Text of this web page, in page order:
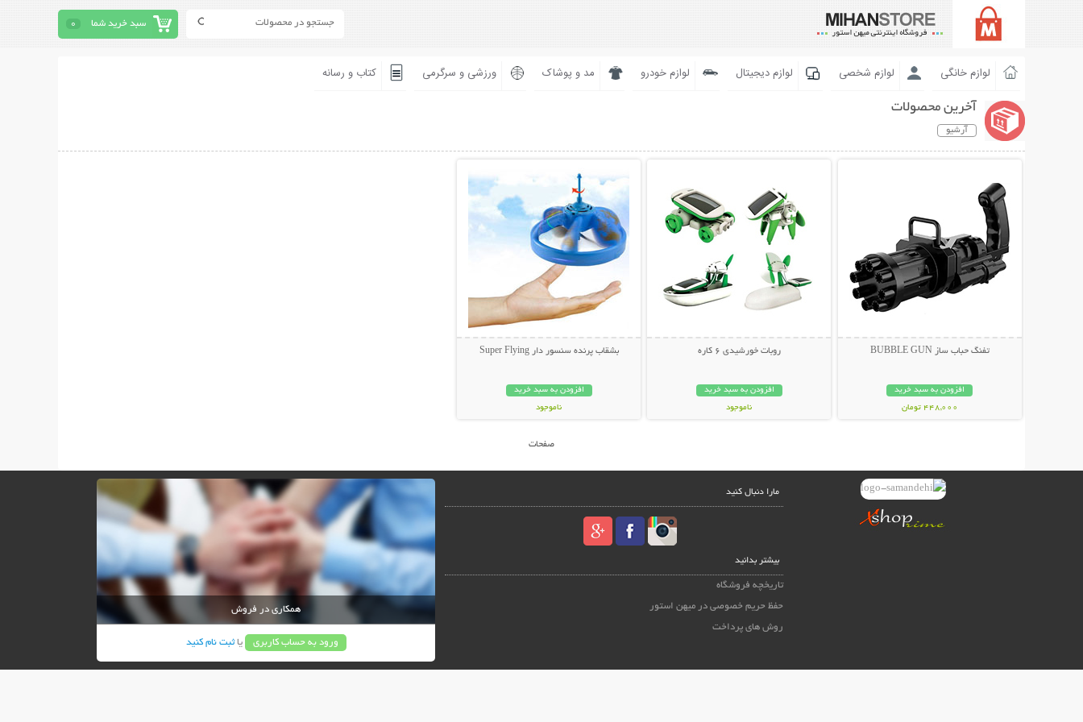
سبد خرید شما 0
لوازم خانگی لوازم شخصی لوازم دیجیتال لوازم خودرو مد و پوشاک ورزشی و سرگرمی کتاب و رسانه
آخرین محصولات
آرشیو
تفنگ حباب ساز BUBBLE GUN
افزودن به سبد خرید
448,000 تومان
روبات خورشیدی 6 کاره
افزودن به سبد خرید
ناموجود
بشقاب پرنده سنسور دار Super Flying
افزودن به سبد خرید
ناموجود
صفحات
مارا دنبال کنید
بیشتر بدانید
تاریخچه فروشگاه
حفظ حریم خصوصی در میهن استور
روش های پرداخت
همکاری در فروش
ورود به حساب کاربری یاثبت نام کنید